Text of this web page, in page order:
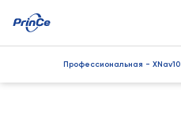
Профессиональная - XNav10